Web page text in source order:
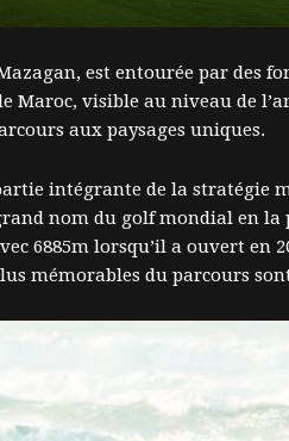
est entourée par des
Maroc, visible au niveau de
aux paysages uniques.
intégrante de la stratégie
nom du golf mondial en
6885m lorsqu’il a ouvert en
mémorables du parcours